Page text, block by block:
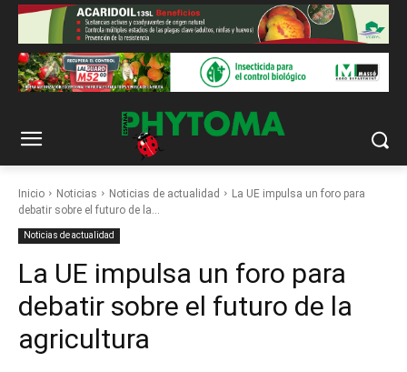
Inicio Noticias Noticias de actualidad
La UE impulsa un foro para
debatir sobre el futuro de la...
Noticias de actualidad
La UE impulsa un foro para
debatir sobre el futuro de la
agricultura